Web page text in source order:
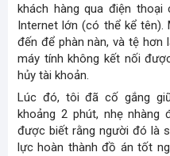
khách hàng qua điện
Internet lớn (có thể kể tên).
đến để phàn nàn, và tệ hơn
máy tính không kết nối
hủy tài khoản.
Lúc đó, tôi đã cố gắng
khoảng 2 phút, nhẹ nhàng
được biết rằng người đó là
lực hoàn thành đồ án tốt